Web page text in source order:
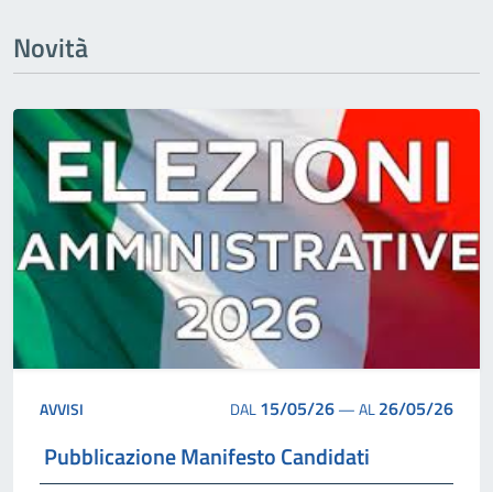
Novità
AVVISI DAL15/05/26—AL26/05/26
Pubblicazione Manifesto Candidati